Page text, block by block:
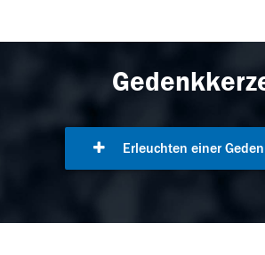
Erleuchten einer